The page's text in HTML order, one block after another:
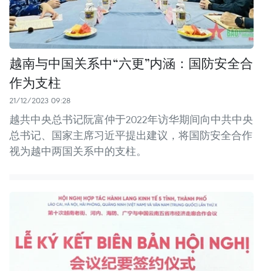
越南与中国关系中“六更”内涵：国防安全合
作为支柱
21/12/2023 09:28
越共中央总书记阮富仲于2022年访华期间向中共中央
总书记、国家主席习近平提出建议，将国防安全合作
视为越中两国关系中的支柱。